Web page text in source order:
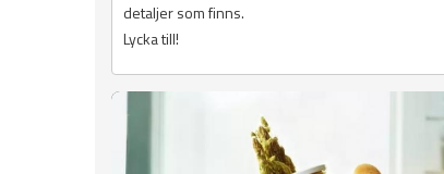
detaljer som finns.
Lycka till!